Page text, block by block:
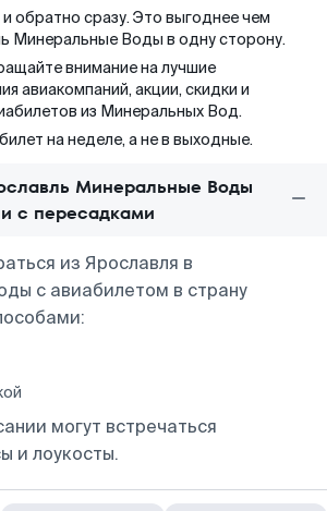
обратно сразу. Это выгоднее чем
Минеральные Воды в одну сторону.
внимание на лучшие
авиакомпаний, акции, скидки и
из Минеральных Вод.
на неделе, а не в выходные.
Минеральные Воды
с пересадками
из Ярославля в
с авиабилетом в страну
могут встречаться
и лоукосты.